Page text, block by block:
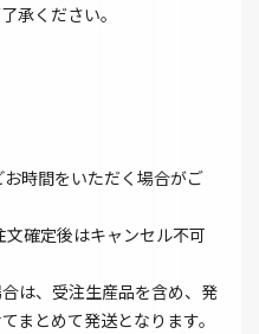
承ください。
時間をいただく場合がご
確定後はキャンセル不可
は、受注生産品を含め、発
まとめて発送となります。